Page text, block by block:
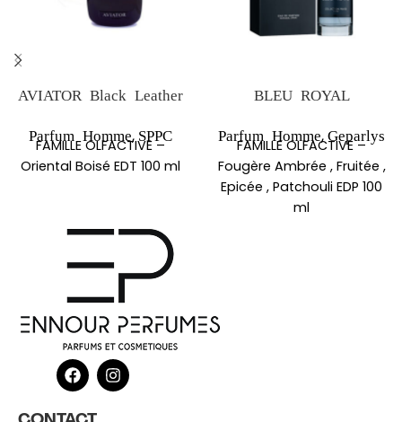
AVIATOR Black Leather
Parfum Homme,SPPC
FAMILLE OLFACTIVE –
Oriental Boisé EDT 100 ml
BLEU ROYAL
Parfum Homme,Geparlys
FAMILLE OLFACTIVE –
Fougère Ambrée , Fruitée ,
Epicée , Patchouli EDP 100
ml